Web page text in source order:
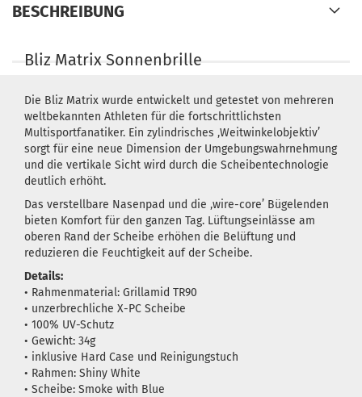
BESCHREIBUNG
Bliz Matrix Sonnenbrille
Die Bliz Matrix wurde entwickelt und getestet von mehreren
weltbekannten Athleten für die fortschrittlichsten
Multisportfanatiker. Ein zylindrisches ‚Weitwinkelobjektiv’
sorgt für eine neue Dimension der Umgebungswahrnehmung
und die vertikale Sicht wird durch die Scheibentechnologie
deutlich erhöht.
Das verstellbare Nasenpad und die ‚wire-core’ Bügelenden
bieten Komfort für den ganzen Tag. Lüftungseinlässe am
oberen Rand der Scheibe erhöhen die Belüftung und
reduzieren die Feuchtigkeit auf der Scheibe.
Details:
• Rahmenmaterial: Grillamid TR90
• unzerbrechliche X-PC Scheibe
• 100% UV-Schutz
• Gewicht: 34g
• inklusive Hard Case und Reinigungstuch
• Rahmen: Shiny White
• Scheibe: Smoke with Blue